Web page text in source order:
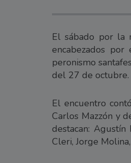
El sábado por la
encabezados
peronismo
del 27 de octubre.
El encuentro
Carlos Mazzón y
destacan:
Cleri, Jorge